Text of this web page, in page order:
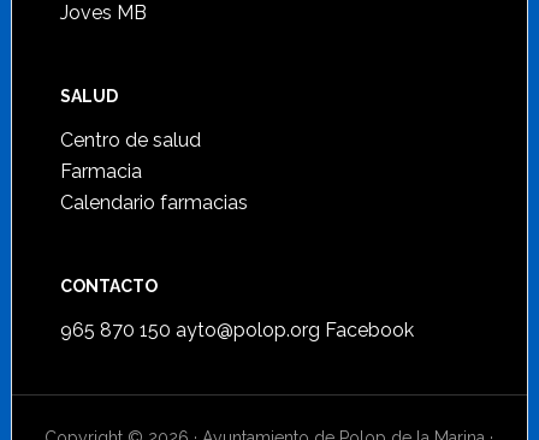
Joves MB
SALUD
Centro de salud
Farmacia
Calendario farmacias
CONTACTO
965 870 150 ayto@polop.org Facebook